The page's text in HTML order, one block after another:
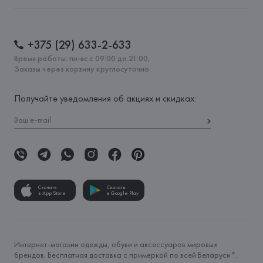
+375 (29) 633-2-633
Время работы: пн-вс с 09:00 до 21:00,
Заказы через корзину круглосуточно
Получайте уведомления об акциях и скидках:
Скачать
в App Store
Скачать
в Google Play
Интернет-магазин одежды, обуви и аксессуаров мировых
брендов. Бесплатная доставка с примеркой по всей Беларуси*.